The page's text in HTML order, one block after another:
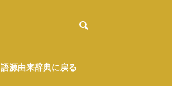
語源由来辞典に戻る